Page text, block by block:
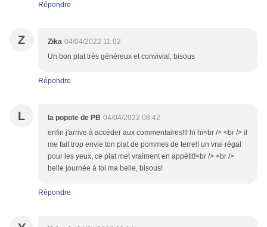
Répondre
Z Zika 04/04/2022 11:02
Un bon plat très généreux et convivial, bisous
Répondre
L la popote de PB 04/04/2022 08:42
enfin j'arrive à accéder aux commentaires!!! hi hi<br /> <br /> il
me fait trop envie ton plat de pommes de terre!! un vrai régal
pour les yeux, ce plat met vraiment en appétit!<br /> <br />
belle journée à toi ma belle, bisous!
Répondre